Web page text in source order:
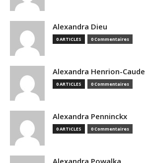
Alexandra Dieu
0 ARTICLES 0 Commentaires
Alexandra Henrion-Caude
0 ARTICLES 0 Commentaires
Alexandra Penninckx
0 ARTICLES 0 Commentaires